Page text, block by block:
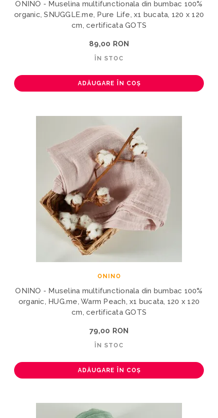
ONINO - Muselina multifunctionala din bumbac 100%
organic, SNUGGLE.me, Pure Life, x1 bucata, 120 x 120
cm, certificata GOTS
89,00 RON
ÎN STOC
ADĂUGARE ÎN COȘ
ONINO
ONINO - Muselina multifunctionala din bumbac 100%
organic, HUG.me, Warm Peach, x1 bucata, 120 x 120
cm, certificata GOTS
79,00 RON
ÎN STOC
ADĂUGARE ÎN COȘ